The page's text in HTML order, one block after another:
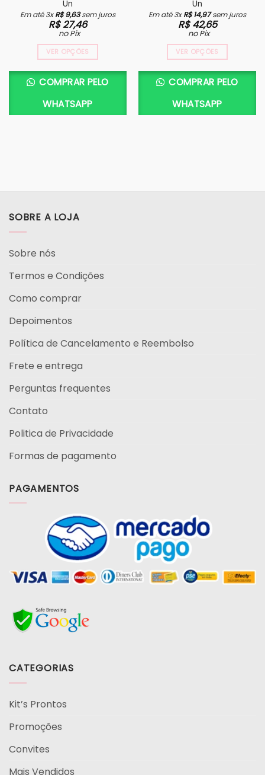
Un
Em até 3xR$9,63sem juros
R$27,46
no Pix
VER OPÇÕES
produto
várias
variantes.
na
do
COMPRAR PELO
WHATSAPP
Un
Em até 3xR$14,97sem juros
R$42,65
no Pix
VER OPÇÕES
COMPRAR PELO
WHATSAPP
SOBRE A LOJA
Sobre nós
Termos e Condições
Como comprar
Depoimentos
Política de Cancelamento e Reembolso
Frete e entrega
Perguntas frequentes
Contato
Politica de Privacidade
Formas de pagamento
PAGAMENTOS
CATEGORIAS
Kit’s Prontos
Promoções
Convites
Mais Vendidos